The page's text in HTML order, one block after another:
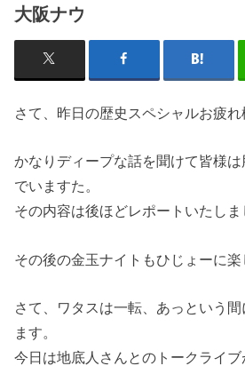
大阪ナウ
さて、昨日の歴史スペシャルお疲れ
かなりディープな話を聞けて皆様
でいますた。
その内容は後ほどレポートいたしま
その後の金玉ナイトもひじょーに楽
さて、ワタスは一転、あっという
ます。
今日は地底人さんとのトークライブ